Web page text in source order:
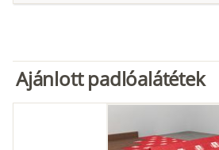
Ajánlott padlóalátétek